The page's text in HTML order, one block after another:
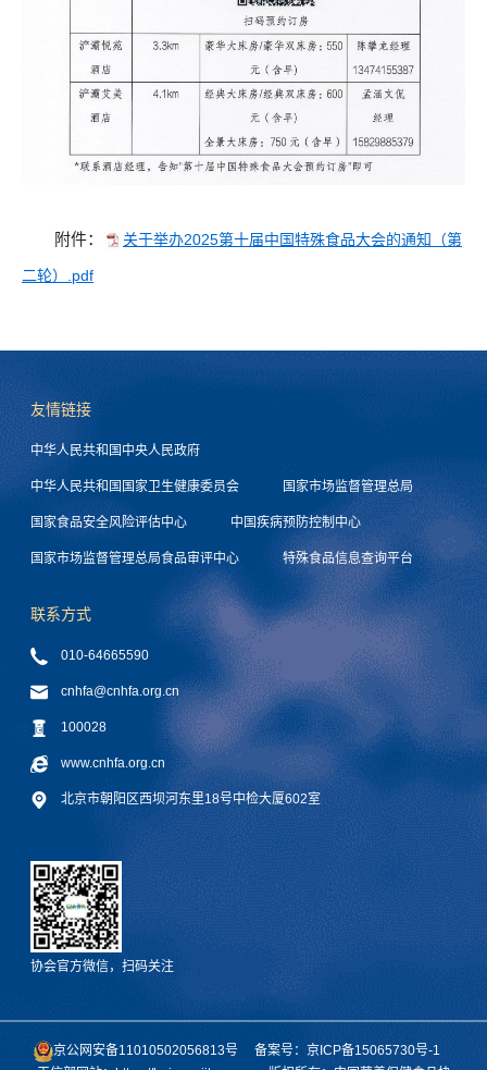
附件： 关于举办2025第十届中国特殊食品大会的通知（第
二轮）.pdf
友情链接
中华人民共和国中央人民政府
中华人民共和国国家卫生健康委员会 国家市场监督管理总局
国家食品安全风险评估中心 中国疾病预防控制中心
国家市场监督管理总局食品审评中心 特殊食品信息查询平台
联系方式
010-64665590
cnhfa@cnhfa.org.cn
100028
www.cnhfa.org.cn
北京市朝阳区西坝河东里18号中检大厦602室
协会官方微信，扫码关注
京公网安备11010502056813号
备案号：京ICP备15065730号-1